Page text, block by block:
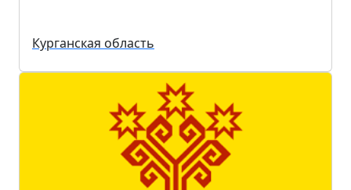
Курганская область